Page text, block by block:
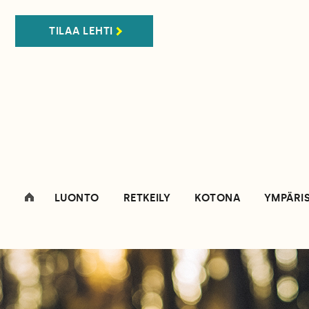
TILAA LEHTI
LUONTO RETKEILY KOTONA